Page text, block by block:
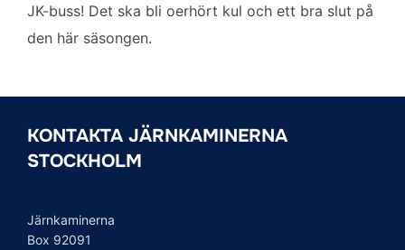
JK-buss! Det ska bli oerhört kul och ett bra slut på
den här säsongen.
KONTAKTA JÄRNKAMINERNA
STOCKHOLM
Järnkaminerna
Box 92091